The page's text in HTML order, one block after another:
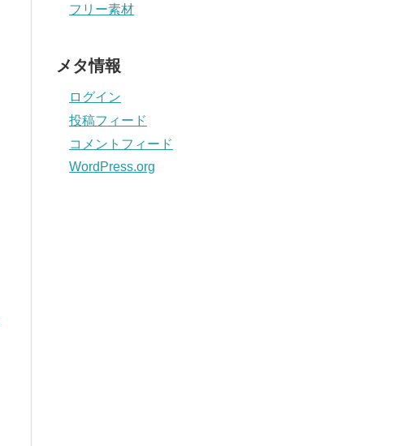
フリー素材
メタ情報
ログイン
投稿フィード
コメントフィード
WordPress.org